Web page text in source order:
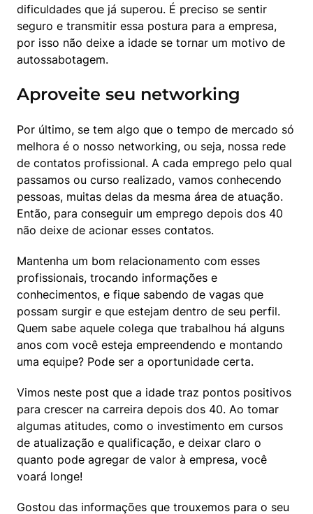
dificuldades que já superou. É preciso se sentir
seguro e transmitir essa postura para a empresa,
por isso não deixe a idade se tornar um motivo de
autossabotagem.
Aproveite seu networking
Por último, se tem algo que o tempo de mercado só
melhora é o nosso networking, ou seja, nossa rede
de contatos profissional. A cada emprego pelo qual
passamos ou curso realizado, vamos conhecendo
pessoas, muitas delas da mesma área de atuação.
Então, para conseguir um emprego depois dos 40
não deixe de acionar esses contatos.
Mantenha um bom relacionamento com esses
profissionais, trocando informações e
conhecimentos, e fique sabendo de vagas que
possam surgir e que estejam dentro de seu perfil.
Quem sabe aquele colega que trabalhou há alguns
anos com você esteja empreendendo e montando
uma equipe? Pode ser a oportunidade certa.
Vimos neste post que a idade traz pontos positivos
para crescer na carreira depois dos 40. Ao tomar
algumas atitudes, como o investimento em cursos
de atualização e qualificação, e deixar claro o
quanto pode agregar de valor à empresa, você
voará longe!
Gostou das informações que trouxemos para o seu